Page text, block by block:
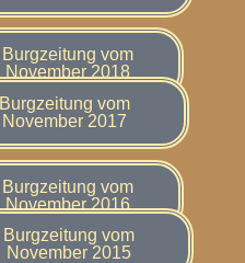
Burgzeitung vom
November 2018
Burgzeitung vom
November 2017
Burgzeitung vom
November 2016
Burgzeitung vom
November 2015